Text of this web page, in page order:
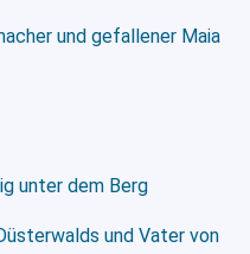
und gefallener Maia
unter dem Berg
und Vater von